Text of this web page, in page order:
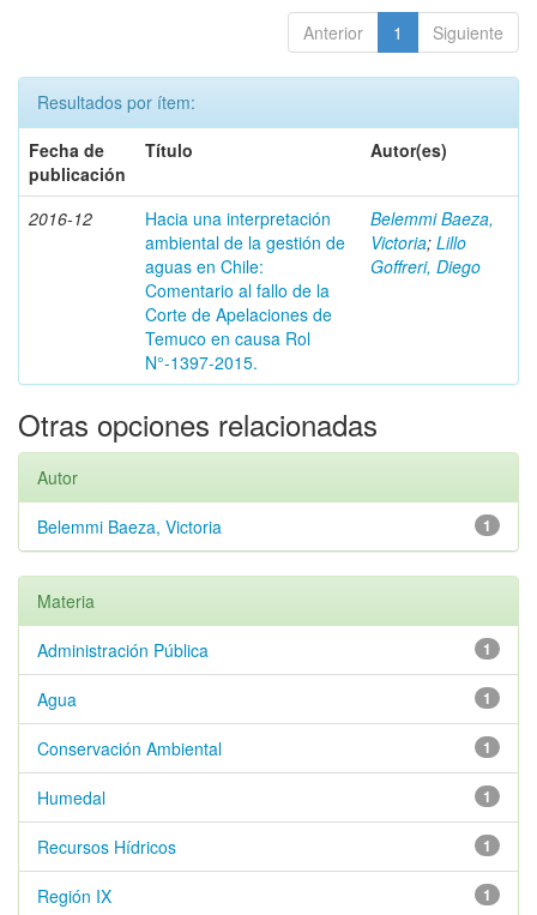
Anterior 1 Siguiente
Resultados por ítem:
Fecha de
publicación
Título Autor(es)
2016-12
Hacia una interpretación
ambiental de la gestión de
aguas en Chile:
Comentario al fallo de la
Corte de Apelaciones de
Temuco en causa Rol
N°-1397-2015.
Belemmi Baeza,
Victoria; Lillo
Goffreri, Diego
Otras opciones relacionadas
Autor
1
Belemmi Baeza, Victoria
Materia
1
Administración Pública
1
Agua
1
Conservación Ambiental
1
Humedal
1
Recursos Hídricos
1
Región IX